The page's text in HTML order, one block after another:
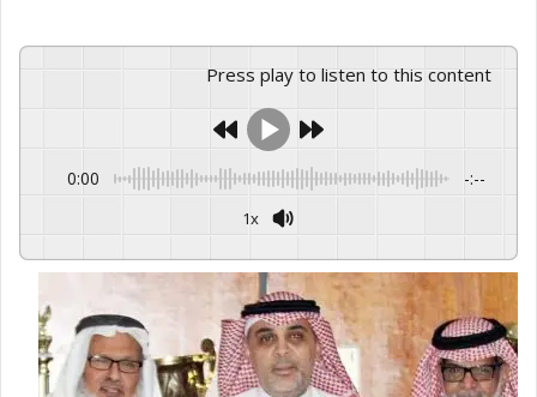
Press play to listen to this content
0:00 -:--
1x